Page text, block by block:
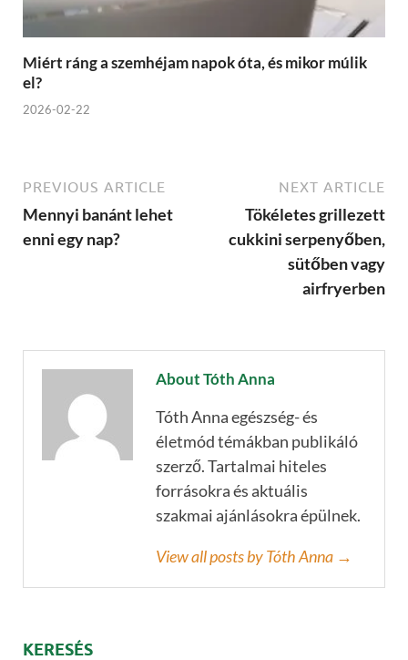
Miért ráng a szemhéjam napok óta, és mikor múlik
el?
2026-02-22
PREVIOUS ARTICLE
Mennyi banánt lehet
enni egy nap?
NEXT ARTICLE
Tökéletes grillezett
cukkini serpenyőben,
sütőben vagy
airfryerben
About Tóth Anna
Tóth Anna egészség- és
életmód témákban publikáló
szerző. Tartalmai hiteles
forrásokra és aktuális
szakmai ajánlásokra épülnek.
View all posts by Tóth Anna →
KERESÉS